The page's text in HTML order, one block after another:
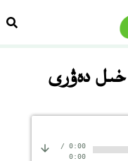
خىل دەۋرى
0:00
/
0:00